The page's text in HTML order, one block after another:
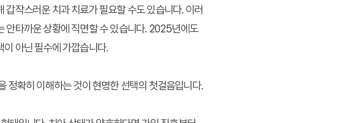
작스러운 치과 치료가 필요할 수도 있습니다. 이러
안타까운 상황에 직면할 수 있습니다. 2025년에도
아닌 필수에 가깝습니다.
정확히 이해하는 것이 현명한 선택의 첫걸음입니다.